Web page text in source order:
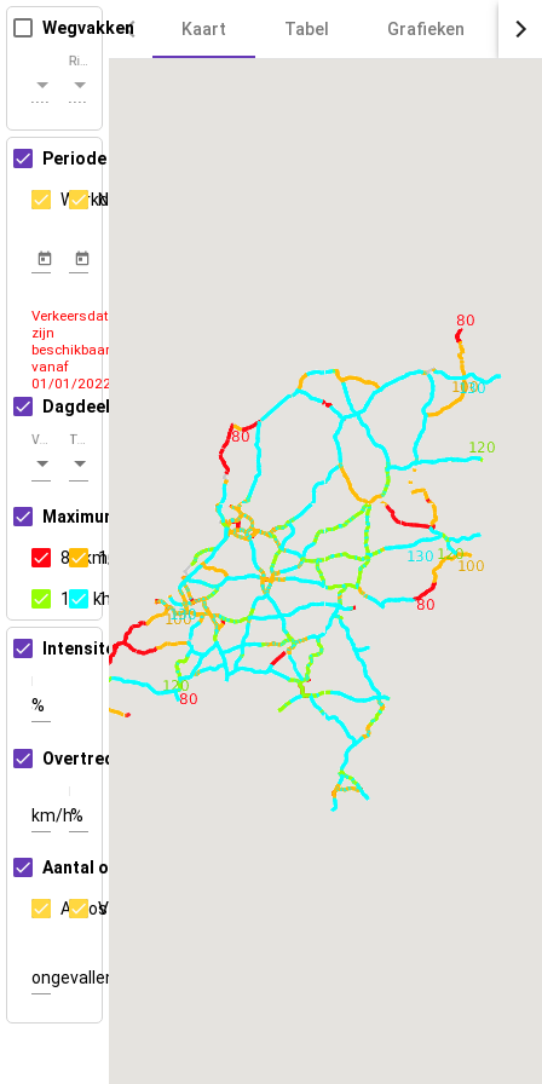
Wegvakken
Wegnummer
Beide
Periode
WerkdagNiet-werkdag
Verkeersdata
zijn
beschikbaar
vanaf
01/01/2022
Dagdeel
06:00
Van
10:00
Maximum snelheid
80 km/h100 km/h
120 km/h130 km/h
Intensiteit/capaciteit
%
Overtredingen
km/h%
Aantal ongevallen
AutosVrachtwagen
ongevallen
Kaart Tabel Grafieken